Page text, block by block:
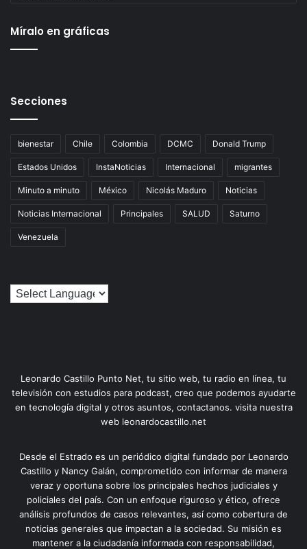
Míralo en gráficas
Secciones
bienestar Chile Colombia DCMC Donald Trump
Estados Unidos InstaNoticias Internacional migrantes
Minuto a minuto México Nicolás Maduro Noticias
Noticias Internacional Principales SALUD Saturno
Venezuela
Leonardo Castillo Punto Net, tu sitio web, tu radio en línea, tu
televisión con estudios para podcast, creo que podemos ayudarte
en tecnología digital y otros asuntos, contactanos. visita nuestra
web leonardocastillo.net
Desde el Estrado es un periódico digital fundado por Leonardo
Castillo y Nancy Galán, comprometido con informar de manera
veraz y oportuna sobre los principales hechos judiciales y
policiales del país. Con un enfoque riguroso y ético, ofrece
análisis profundos de casos relevantes, así como cobertura de
noticias generales que impactan a la sociedad. Su misión es
mantener a la ciudadanía informada con responsabilidad,